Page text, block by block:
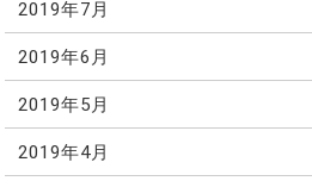
2019年7月
2019年6月
2019年5月
2019年4月